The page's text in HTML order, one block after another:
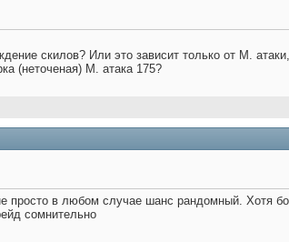
скилов? Или это зависит только от М.
(неточеная) М. атака 175?
просто в любом случае шанс рандомный. Хотя
сомнительно